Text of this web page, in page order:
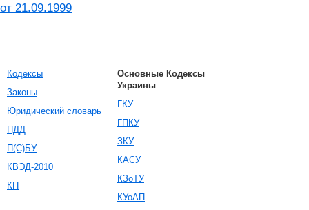
от 21.09.1999
Кодексы
Законы
Юридический словарь
ПДД
П(С)БУ
КВЭД-2010
КП
Основные Кодексы
Украины
ГКУ
ГПКУ
ЗКУ
КАСУ
КЗоТУ
КУоАП